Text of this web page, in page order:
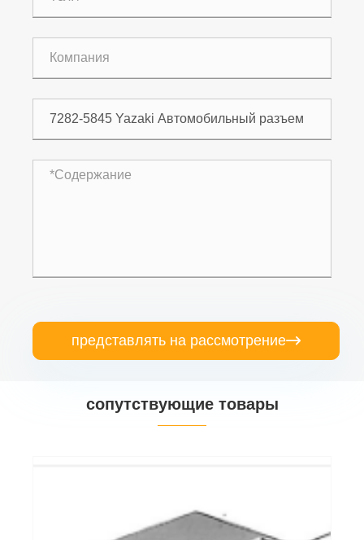
представлять на рассмотрение
сопутствующие товары